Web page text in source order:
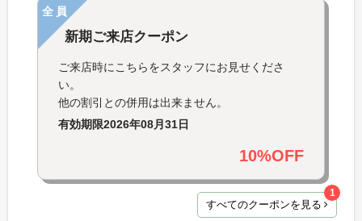
全員
新期ご来店クーポン
ご来店時にこちらをスタッフにお見せくださ
い。
他の割引との併用は出来ません。
有効期限2026年08月31日
10%OFF
すべてのクーポンを見る
1